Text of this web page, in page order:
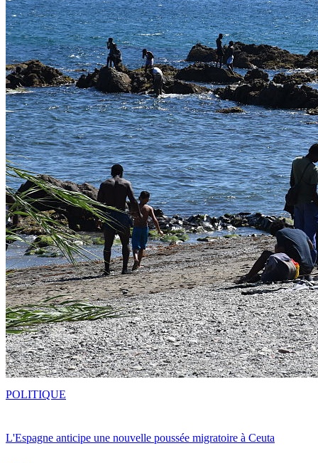
L'Espagne anticipe une nouvelle poussée migratoire à Ceuta
POLITIQUE